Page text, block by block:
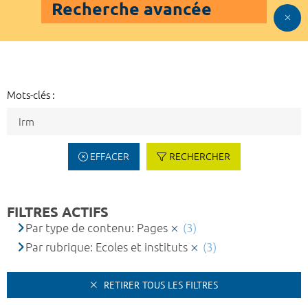
Recherche avancée
Mots-clés :
EFFACER RECHERCHER
FILTRES ACTIFS
Par type de contenu: Pages
(3)
Par rubrique: Ecoles et instituts
(3)
RETIRER TOUS LES FILTRES